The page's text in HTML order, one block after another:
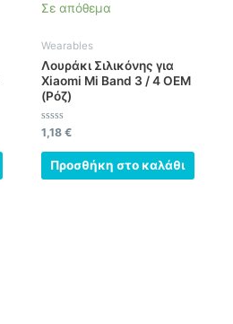
Σε απόθεμα
Wearables
Λουράκι Σιλικόνης για
Xiaomi Mi Band 3 / 4 OEM
(Ρόζ)
Βαθμολογήθηκε
με
0
από
1,18 €
Προσθήκη στο καλάθι